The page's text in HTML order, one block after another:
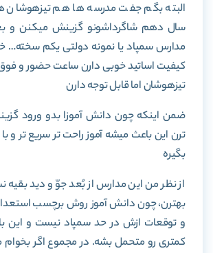
البته بگم جفت مدرسه ها هم تیزهوشان
سال دهم شاگرداشونو گزینش میکنن و
مدارس سمپاد یا نمونه دولتی یکم
کیفیت اساتید خوبی دارن ساعت حضور و فوق
تیزهوشان اما قابل توجه دارن
ضمن اینکه چون دانش آموزا بدو ورود
ترن این باعث میشه آموز راحت تر سریع تر و
بگیره
از نظر من این مدارس از بُعد جوّ و دید
بهترن، چون دانش آموز روش برچسب
و توقعات ازش در حد سمپاد نیست و این
کمتری رو متحمل بشه. در مجموع اگر